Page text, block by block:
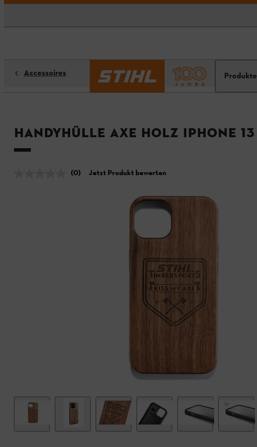
Produkte
Accessoires
Handyhülle AXE Holz iPhone 13
(0) Jetzt Produkt bewerten